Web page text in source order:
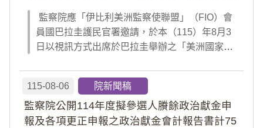
監察院應「伊比利美洲監察使聯盟」（FIO）會
員國巴拉圭護民官署邀請，於本（115）年8月3
日以視訊方式出席於巴拉圭舉辦之「美洲國家人
報告，就美洲地區環境災害、氣候緊急狀態與人
權風險等議題，與拉美地區監察機構、護民官署
及紅十字國際委員會、原住民社區支持組織...
115-08-06 院新聞稿
監察院公開114年度擬參選人賸餘政治獻金申
報及各項更正申報之政治獻金會計報告書計75